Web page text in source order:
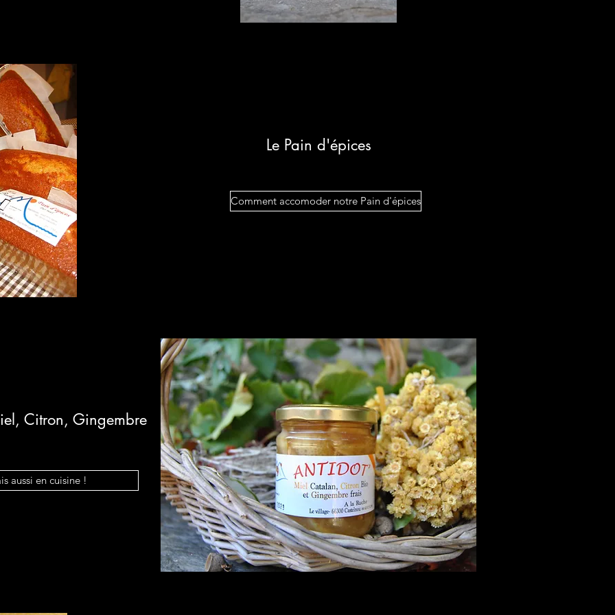
Le Pain d'épices
Comment accomoder notre Pain d'épices
Citron, Gingembre
aussi en cuisine !